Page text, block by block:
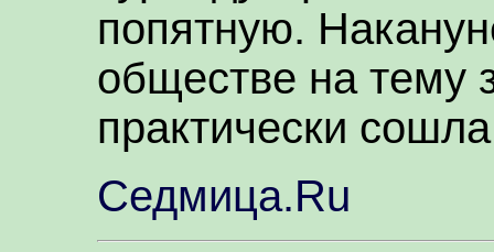
попятную.
обществе на тему
практически
Седмица.Ru